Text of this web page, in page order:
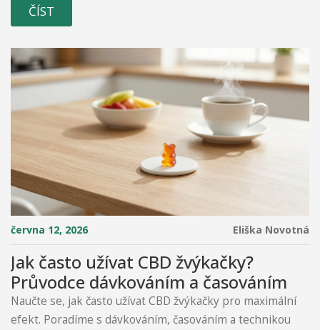
ČÍST
června 12, 2026 Eliška Novotná
Jak často užívat CBD žvýkačky?
Průvodce dávkováním a časováním
Naučte se, jak často užívat CBD žvýkačky pro maximální
efekt. Poradíme s dávkováním, časováním a technikou